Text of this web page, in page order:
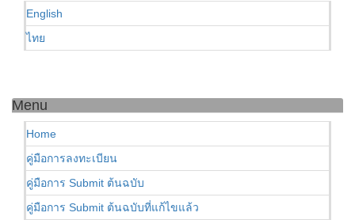
English
ไทย
Menu
Home
คู่มือการลงทะเบียน
คู่มือการ Submit ต้นฉบับ
คู่มือการ Submit ต้นฉบับที่แก้ไขแล้ว